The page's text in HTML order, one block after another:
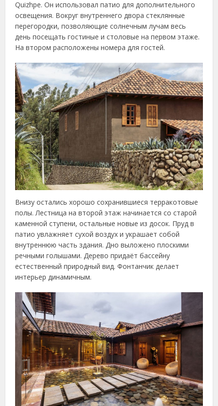
Quizhpe. Он использовал патио для дополнительного
освещения. Вокруг внутреннего двора стеклянные
перегородки, позволяющие солнечным лучам весь
день посещать гостиные и столовые на первом этаже.
На втором расположены номера для гостей.
Внизу остались хорошо сохранившиеся терракотовые
полы. Лестница на второй этаж начинается со старой
каменной ступени, остальные новые из досок. Пруд в
патио увлажняет сухой воздух и украшает собой
внутреннюю часть здания. Дно выложено плоскими
речными голышами. Дерево придаёт бассейну
естественный природный вид. Фонтанчик делает
интерьер динамичным.